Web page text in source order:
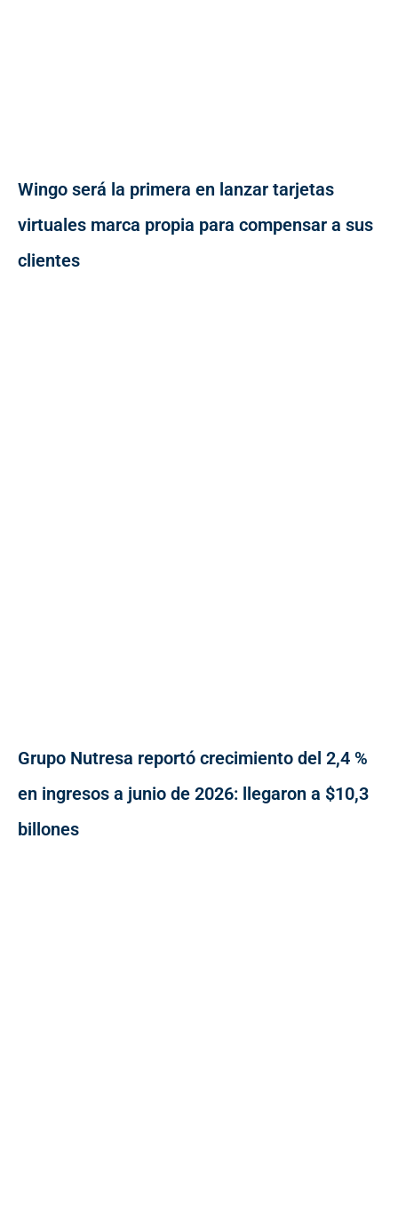
Wingo será la primera en lanzar tarjetas
virtuales marca propia para compensar a sus
clientes
Grupo Nutresa reportó crecimiento del 2,4 %
en ingresos a junio de 2026: llegaron a $10,3
billones